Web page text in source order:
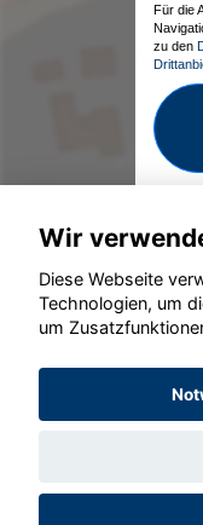
Für die
zu den
©
Wir
Diese Webseite
Technologien, um
um